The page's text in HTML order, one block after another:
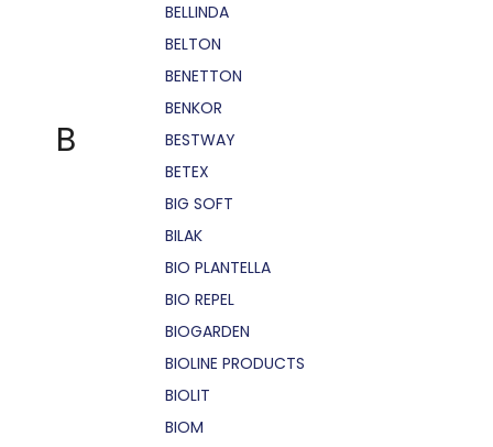
B
BELLINDA
BELTON
BENETTON
BENKOR
BESTWAY
BETEX
BIG SOFT
BILAK
BIO PLANTELLA
BIO REPEL
BIOGARDEN
BIOLINE PRODUCTS
BIOLIT
BIOM